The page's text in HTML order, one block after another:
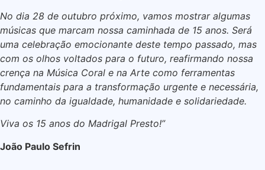
No dia 28 de outubro próximo, vamos mostrar algumas
músicas que marcam nossa caminhada de 15 anos. Será
uma celebração emocionante deste tempo passado, mas
com os olhos voltados para o futuro, reafirmando nossa
crença na Música Coral e na Arte como ferramentas
fundamentais para a transformação urgente e necessária,
no caminho da igualdade, humanidade e solidariedade.
Viva os 15 anos do Madrigal Presto!”
João Paulo Sefrin